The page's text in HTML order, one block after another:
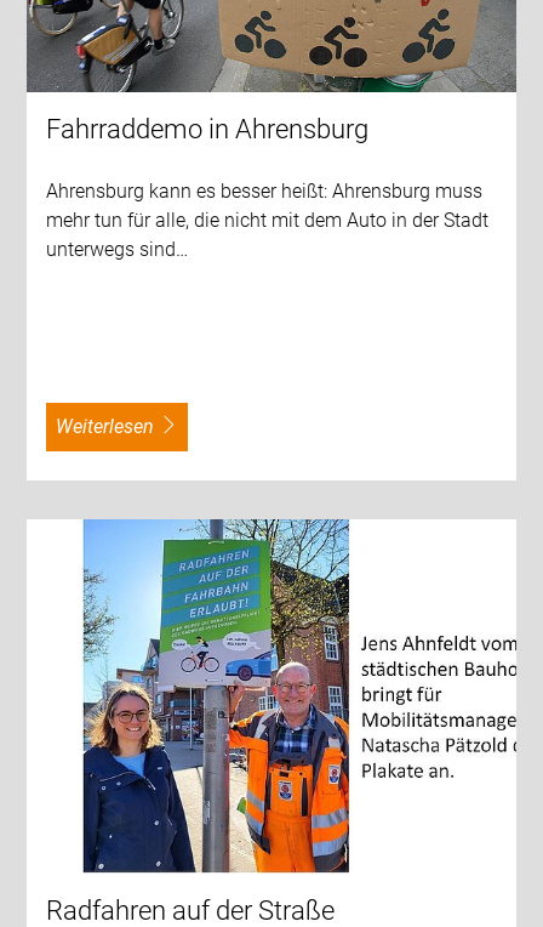
Fahrraddemo in Ahrensburg
Ahrensburg kann es besser heißt: Ahrensburg muss
mehr tun für alle, die nicht mit dem Auto in der Stadt
unterwegs sind…
weiterlesen
Radfahren auf der Straße